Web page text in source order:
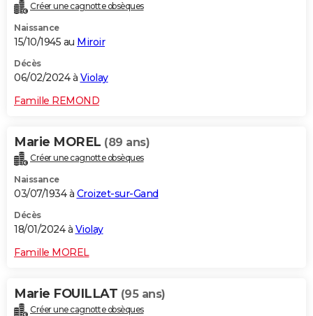
Créer une cagnotte obsèques
Naissance
15/10/1945 au Miroir
Décès
06/02/2024 à Violay
Famille REMOND
Marie MOREL (89 ans)
Créer une cagnotte obsèques
Naissance
03/07/1934 à Croizet-sur-Gand
Décès
18/01/2024 à Violay
Famille MOREL
Marie FOUILLAT (95 ans)
Créer une cagnotte obsèques